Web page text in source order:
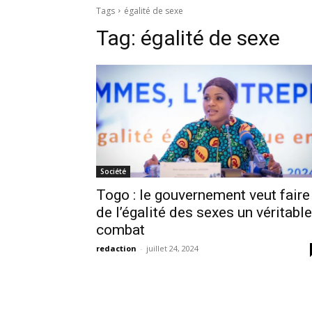
Tags égalité de sexe
Tag: égalité de sexe
Société
Togo : le gouvernement veut faire
de l’égalité des sexes un véritable
combat
redaction - juillet 24, 2024